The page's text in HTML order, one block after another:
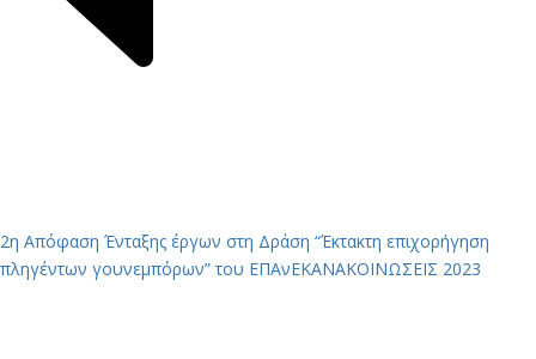
2η Απόφαση Ένταξης έργων στη Δράση “Έκτακτη επιχορήγηση
πληγέντων γουνεμπόρων” του ΕΠΑνΕΚΑΝΑΚΟΙΝΩΣΕΙΣ 2023